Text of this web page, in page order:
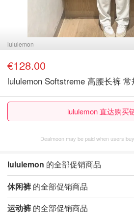
lululemon
€128.00
lululemon Softstreme 高腰长裤 常
lululemon 直达购买
Dealmoon may be paid when users
lululemon 的全部促销商品
休闲裤 的全部促销商品
运动裤 的全部促销商品